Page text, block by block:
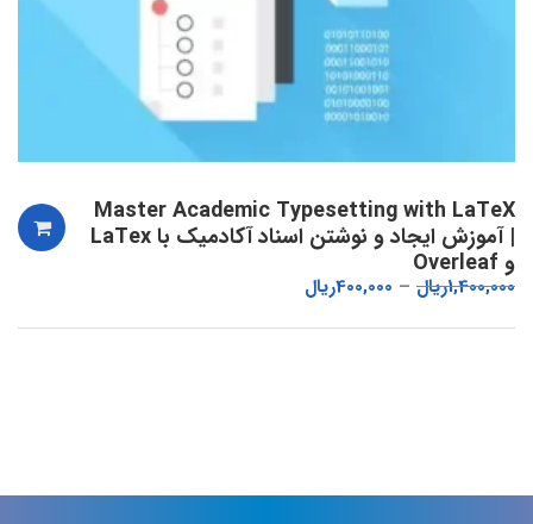
Master Academic Typesetting with LaTeX
| آموزش ایجاد و نوشتن اسناد آکادمیک با LaTex
و Overleaf
1,400,000ریال 400,000ریال